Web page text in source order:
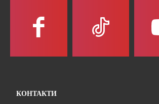
КОНТАКТИ